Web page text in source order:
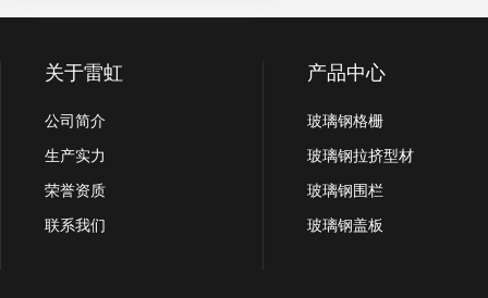
关于雷虹
公司简介
生产实力
荣誉资质
联系我们
产品中心
玻璃钢格栅
玻璃钢拉挤型材
玻璃钢围栏
玻璃钢盖板